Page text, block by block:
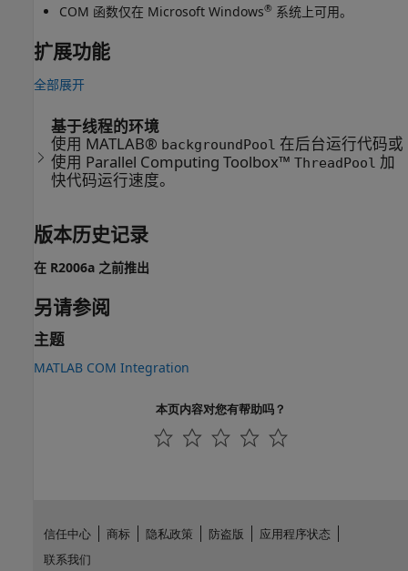
COM 函数仅在 Microsoft Windows® 系统上可用。
扩展功能
全部展开
基于线程的环境
使用 MATLAB® backgroundPool 在后台运行代码或
使用 Parallel Computing Toolbox™ThreadPool 加
快代码运行速度。
版本历史记录
在 R2006a 之前推出
另请参阅
主题
MATLAB COM Integration
本页内容对您有帮助吗？
信任中心 商标 隐私政策 防盗版
应用程序状态
联系我们